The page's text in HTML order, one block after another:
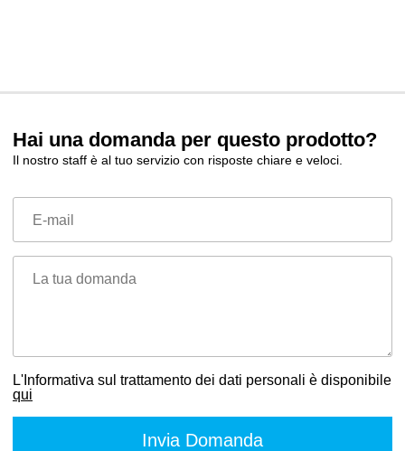
Hai una domanda per questo prodotto?
Il nostro staff è al tuo servizio con risposte chiare e veloci.
E-mail
La tua domanda
L'Informativa sul trattamento dei dati personali è disponibile
qui